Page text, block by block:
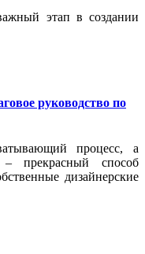
этап в создании
руководство по
процесс, а
– прекрасный способ
дизайнерские